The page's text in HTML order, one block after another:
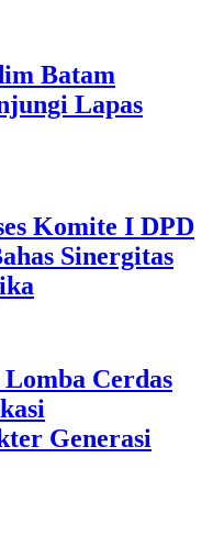
Batam
Lapas
Komite I DPD
Sinergitas
Cerdas
Generasi